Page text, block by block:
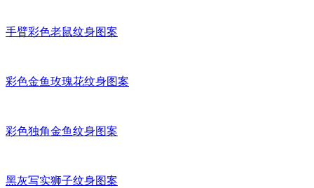
手臂彩色老鼠纹身图案
彩色金鱼玫瑰花纹身图案
彩色独角金鱼纹身图案
黑灰写实狮子纹身图案